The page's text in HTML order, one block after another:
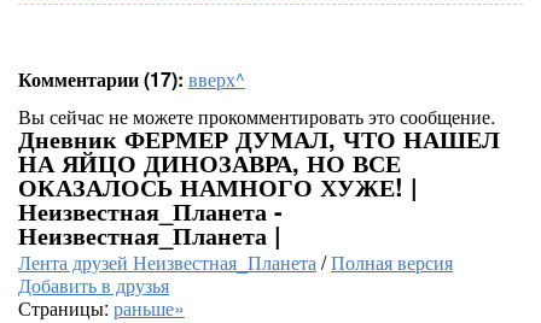
Комментарии (17): вверх^
Вы сейчас не можете прокомментировать это сообщение.
Дневник ФЕРМЕР ДУМАЛ, ЧТО НАШЕЛ
НА ЯЙЦО ДИНОЗАВРА, НО ВСЕ
ОКАЗАЛОСЬ НАМНОГО ХУЖЕ! |
Неизвестная_Планета -
Неизвестная_Планета |
Лента друзей Неизвестная_Планета/Полная версия
Добавить в друзья
Страницы: раньше»